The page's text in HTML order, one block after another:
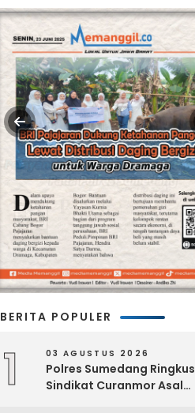
BERITA POPULER
1 03 AGUSTUS 2026
Polres Sumedang Ringkus
Sindikat Curanmor Asal